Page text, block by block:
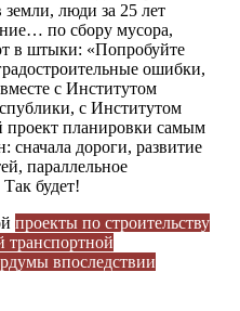
земли, люди за 25 лет
по сбору мусора,
в штыки: «Попробуйте
ошибки,
с Институтом
с Институтом
проект планировки самым
дороги, развитие
параллельное
будет!
проекты по строительству
впоследствии